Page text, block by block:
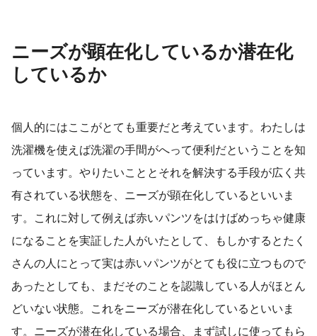
ニーズが顕在化しているか潜在化
しているか
個人的にはここがとても重要だと考えています。わたしは
洗濯機を使えば洗濯の手間がへって便利だということを知
っています。やりたいこととそれを解決する手段が広く共
有されている状態を、ニーズが顕在化しているといいま
す。これに対して例えば赤いパンツをはけばめっちゃ健康
になることを実証した人がいたとして、もしかするとたく
さんの人にとって実は赤いパンツがとても役に立つもので
あったとしても、まだそのことを認識している人がほとん
どいない状態。これをニーズが潜在化しているといいま
す。ニーズが潜在化している場合、まず試しに使ってもら